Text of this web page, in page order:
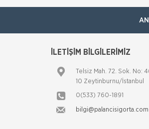
İLETİŞİM BİLGİLERİMİZ
Telsiz Mah. 72. Sok. No:
10 Zeytinburnu/İstanbul
0(533) 760-1891
bilgi@palancisigorta.com